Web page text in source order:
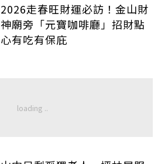
2026走春旺財運必訪！金山財
神廟旁「元寶咖啡廳」招財點
心有吃有保庇